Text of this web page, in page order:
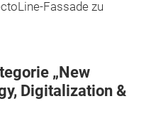
Fassade zu
„New
Digitalization &